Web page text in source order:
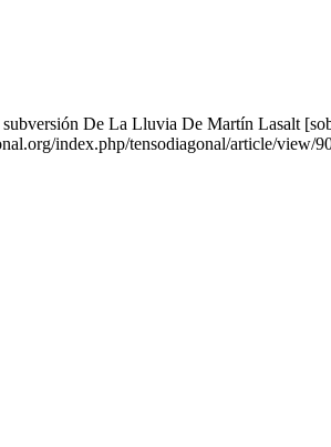
De La Lluvia De Martín Lasalt
index.php/tensodiagonal/article/view/